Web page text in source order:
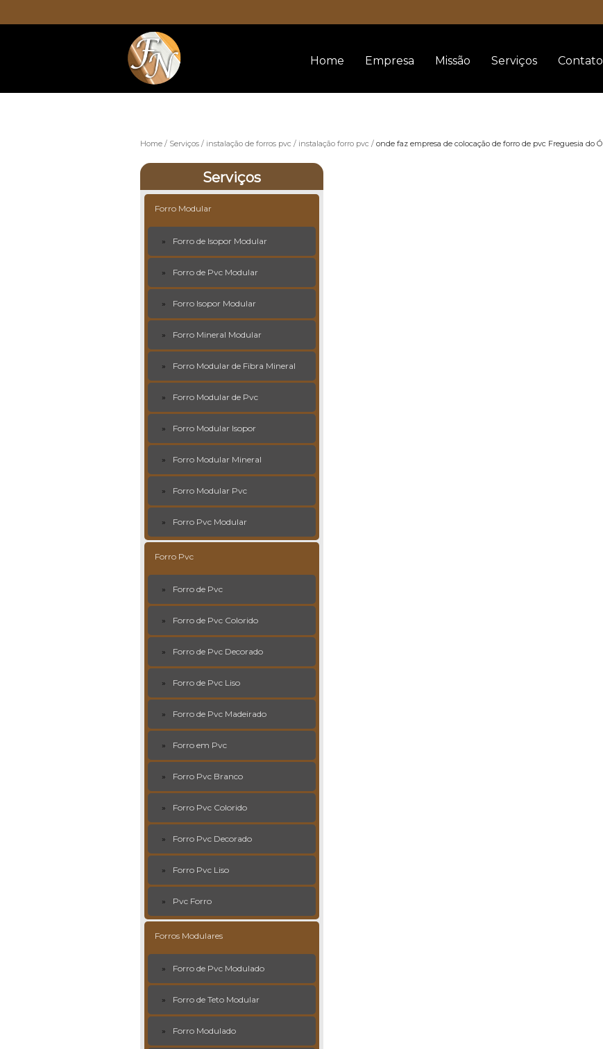
Home Empresa Missão Serviços Contato
Home Serviços instalação de forros pvc instalação forro pvc onde faz empresa de colocação de forro de pvc Freguesia do Ó
Serviços
Forro Modular
Forro de Isopor Modular
Forro de Pvc Modular
Forro Isopor Modular
Forro Mineral Modular
Forro Modular de Fibra Mineral
Forro Modular de Pvc
Forro Modular Isopor
Forro Modular Mineral
Forro Modular Pvc
Forro Pvc Modular
Forro Pvc
Forro de Pvc
Forro de Pvc Colorido
Forro de Pvc Decorado
Forro de Pvc Liso
Forro de Pvc Madeirado
Forro em Pvc
Forro Pvc Branco
Forro Pvc Colorido
Forro Pvc Decorado
Forro Pvc Liso
Pvc Forro
Forros Modulares
Forro de Pvc Modulado
Forro de Teto Modular
Forro Modulado